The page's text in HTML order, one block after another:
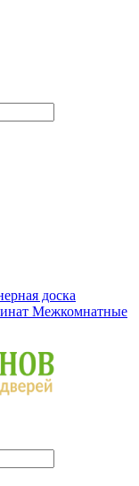
доска
Межкомнатные